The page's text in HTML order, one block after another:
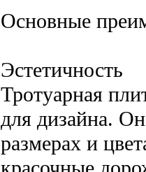
Основные
Эстетичность
Тротуарная
для дизайна.
размерах и